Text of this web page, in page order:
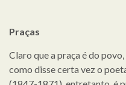
Praças
Claro que a praça é do
como disse certa vez o